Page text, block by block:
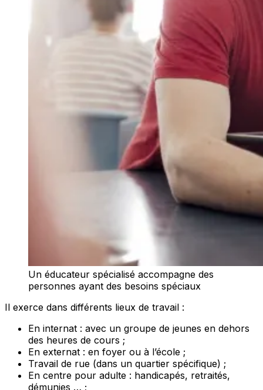
Un éducateur spécialisé accompagne des
personnes ayant des besoins spéciaux
Il exerce dans différents lieux de travail :
En internat : avec un groupe de jeunes en dehors
des heures de cours ;
En externat : en foyer ou à l’école ;
Travail de rue (dans un quartier spécifique) ;
En centre pour adulte : handicapés, retraités,
démunies … ;